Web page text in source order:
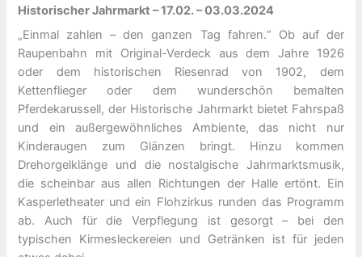
Historischer Jahrmarkt – 17.02. – 03.03.2024
„Einmal zahlen – den ganzen Tag fahren.“ Ob auf der
Raupenbahn mit Original-Verdeck aus dem Jahre 1926
oder dem historischen Riesenrad von 1902, dem
Kettenflieger oder dem wunderschön bemalten
Pferdekarussell, der Historische Jahrmarkt bietet Fahrspaß
und ein außergewöhnliches Ambiente, das nicht nur
Kinderaugen zum Glänzen bringt. Hinzu kommen
Drehorgelklänge und die nostalgische Jahrmarktsmusik,
die scheinbar aus allen Richtungen der Halle ertönt. Ein
Kasperletheater und ein Flohzirkus runden das Programm
ab. Auch für die Verpflegung ist gesorgt – bei den
typischen Kirmesleckereien und Getränken ist für jeden